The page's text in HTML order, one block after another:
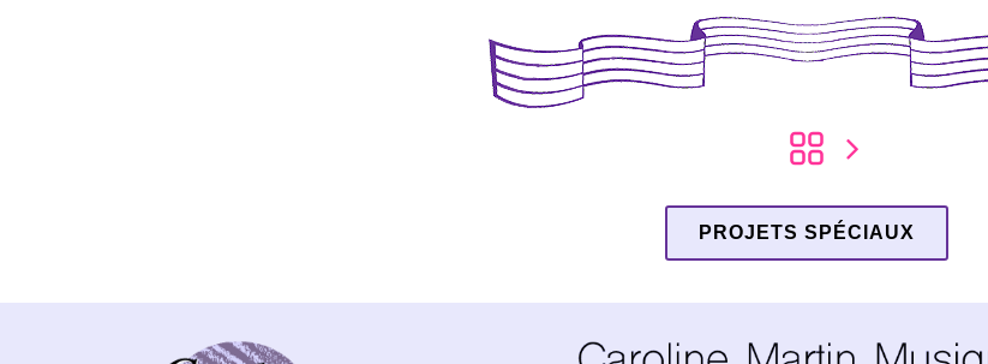
PROJETS SPÉCIAUX